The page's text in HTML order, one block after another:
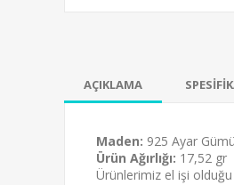
AÇIKLAMA
Maden: 925 Ayar
Ürün Ağırlığı: 17,52 gr
Ürünlerimiz el işi olduğu